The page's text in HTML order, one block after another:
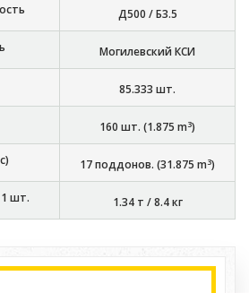
Д500 / Б3.5
Могилевский КСИ
85.333 шт.
160 шт. (1.875 m3)
17поддонов. (31.875 m3)
шт. 1.34 т /8.4 кг